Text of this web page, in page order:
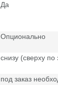
Да
Опционально
снизу (сверху по
под заказ